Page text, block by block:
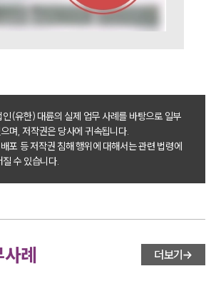
(유한) 대륜의 실제 업무 사례를 바탕으로 일부
며, 저작권은 당사에 귀속됩니다.
포 등 저작권 침해 행위에 대해서는 관련 법령에
수 있습니다.
례 더보기